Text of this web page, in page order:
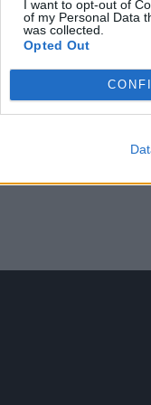
I want to opt-out of
of my Personal Data
was collected.
Opted Out